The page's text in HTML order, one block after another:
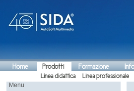
Home Prodotti Formazione
Linea didattica Linea professionale
Menu